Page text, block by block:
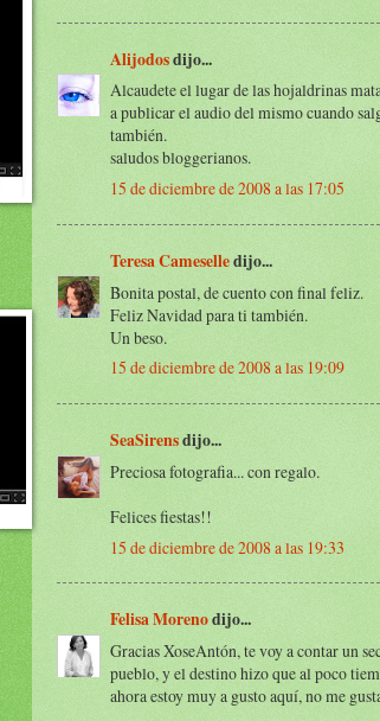
Alijodosdijo...
Alcaudete el lugar de las hojaldrinas
a publicar el audio del mismo cuando
también.
saludos bloggerianos.
15 de diciembre de 2008 a las 17:05
Teresa Cameselledijo...
Bonita postal, de cuento con final feliz.
Feliz Navidad para ti también.
Un beso.
15 de diciembre de 2008 a las 19:09
SeaSirensdijo...
Preciosa fotografia... con regalo.
Felices fiestas!!
15 de diciembre de 2008 a las 19:33
Felisa Morenodijo...
Gracias XoseAntón, te voy a contar un
pueblo, y el destino hizo que al poco
ahora estoy muy a gusto aquí, no me